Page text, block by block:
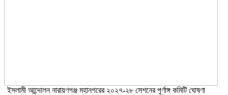
ইসলামী আন্দোলন নারায়ণগঞ্জ মহানগরের ২০২৭-২৮ সেশনের পূর্ণাঙ্গ কমিটি ঘোষণা